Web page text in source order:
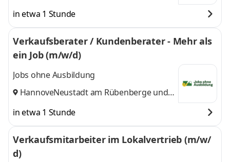
in etwa 1 Stunde
Verkaufsberater / Kundenberater - Mehr als
ein Job (m/w/d)
Jobs ohne Ausbildung
Hannover,
Neustadt am Rübenbergeund 9
in etwa 1 Stunde
Verkaufsmitarbeiter im Lokalvertrieb (m/w/
d)